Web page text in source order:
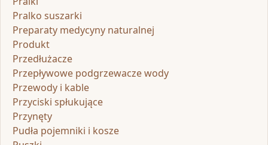
Pralko suszarki
Preparaty medycyny naturalnej
Produkt
Przedłużacze
Przepływowe podgrzewacze wody
Przewody i kable
Przyciski spłukujące
Przynęty
Pudła pojemniki i kosze